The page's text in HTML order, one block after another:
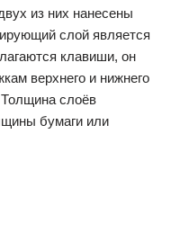
из них нанесены
слой является
клавиши, он
верхнего и нижнего
Толщина слоёв
бумаги или